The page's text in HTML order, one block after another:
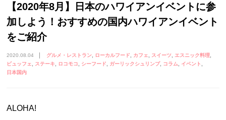
【2020年8月】日本のハワイアンイベントに参
加しよう！おすすめの国内ハワイアンイベント
をご紹介
2020.08.04 グルメ・レストラン ローカルフード カフェ スイーツ
エスニック料理
ビュッフェ ステーキ ロコモコ シーフード ガーリックシュリンプ コラム イベント
日本国内
ALOHA!